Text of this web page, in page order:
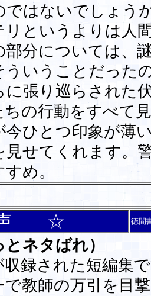
ではないでしょう
というよりは人
部分については、
ういうことだった
に張り巡らされた
の行動をすべて
今ひとつ印象が薄
見せてくれます。
め。
声 ☆ 徳間
とネタばれ）
録された短編集
で教師の万引を目